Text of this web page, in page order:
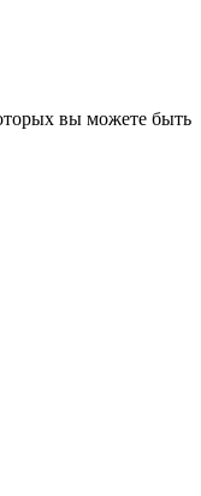
вы можете быть